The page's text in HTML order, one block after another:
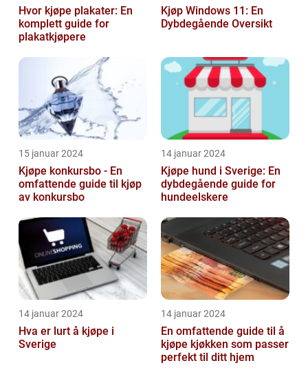
Hvor kjøpe plakater: En
komplett guide for
plakatkjøpere
Kjøp Windows 11: En
Dybdegående Oversikt
15 januar 2024
Kjøpe konkursbo - En
omfattende guide til kjøp
av konkursbo
14 januar 2024
Kjøpe hund i Sverige: En
dybdegående guide for
hundeelskere
14 januar 2024
Hva er lurt å kjøpe i
Sverige
14 januar 2024
En omfattende guide til å
kjøpe kjøkken som passer
perfekt til ditt hjem